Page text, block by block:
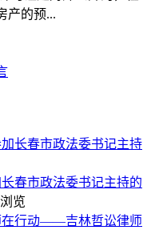
产的预...
春市政法委书记主持的
览